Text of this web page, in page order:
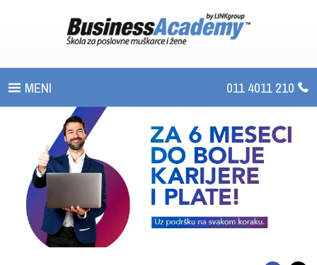
011 4011 210
ŠTA DOBIJATE
UČENJE NA DALJINU
SERTIFIKACIJA